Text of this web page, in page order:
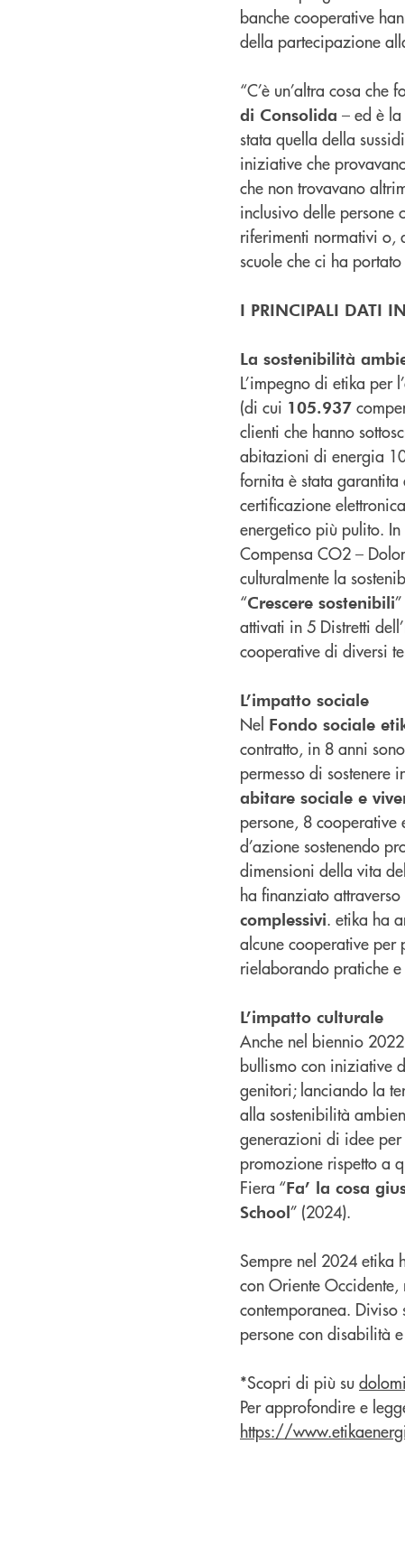
banche cooperative
della partecipazione
“C’è un’altra cosa che
di Consolida – ed è
stata quella della
iniziative che
che non trovavano
inclusivo delle
riferimenti normativi o,
scuole che ci ha
I PRINCIPALI DATI
La sostenibilità
L’impegno di etika per
(di cui 105.937
clienti che hanno
abitazioni di energia
fornita è stata
certificazione
energetico più pulito.
Compensa CO2 –
culturalmente la
“Crescere sostenibili
attivati in 5 Distretti
cooperative di diversi
L’impatto sociale
Nel Fondo sociale
contratto, in 8 anni
permesso di sostenere
abitare sociale e
persone, 8
d’azione sostenendo
dimensioni della vita
ha finanziato
complessivi. etika ha
alcune cooperative per
rielaborando pratiche
L’impatto culturale
Anche nel biennio
bullismo con iniziative
genitori; lanciando la
alla sostenibilità
generazioni di idee per
promozione rispetto a
Fiera “Fa’ la cosa
School” (2024).
Sempre nel 2024 etika
con Oriente Occidente,
contemporanea.
persone con disabilità
*Scopri di più su
Per approfondire e
https://